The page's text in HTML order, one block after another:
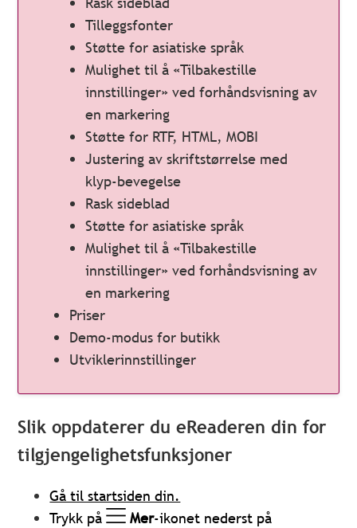
Tilleggsfonter
Støtte for asiatiske språk
Mulighet til å «Tilbakestille
innstillinger» ved forhåndsvisning av
en markering
Støtte for RTF, HTML, MOBI
Justering av skriftstørrelse med
klyp-bevegelse
Rask sideblad
Støtte for asiatiske språk
Mulighet til å «Tilbakestille
innstillinger» ved forhåndsvisning av
en markering
Priser
Demo-modus for butikk
Utviklerinnstillinger
Slik oppdaterer du eReaderen din for
tilgjengelighetsfunksjoner
Gå til startsiden din.
Trykk på
Mer-ikonet nederst på